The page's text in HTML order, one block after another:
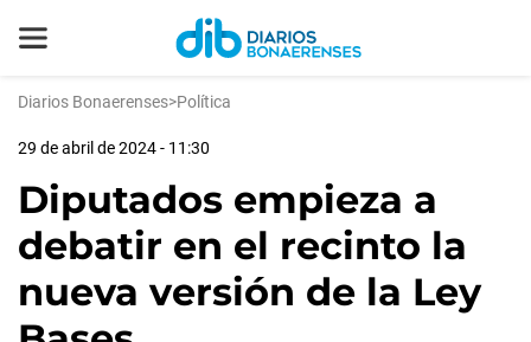
Diarios Bonaerenses>Política
29 de abril de 2024 - 11:30
Diputados empieza a
debatir en el recinto la
nueva versión de la Ley